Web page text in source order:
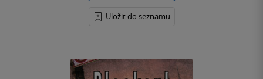
Uložit do seznamu